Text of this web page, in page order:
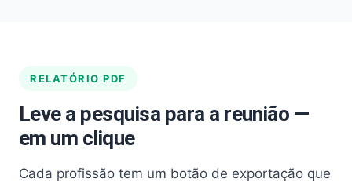
RELATÓRIO PDF
Leve a pesquisa para a reunião —
em um clique
Cada profissão tem um botão de exportação que